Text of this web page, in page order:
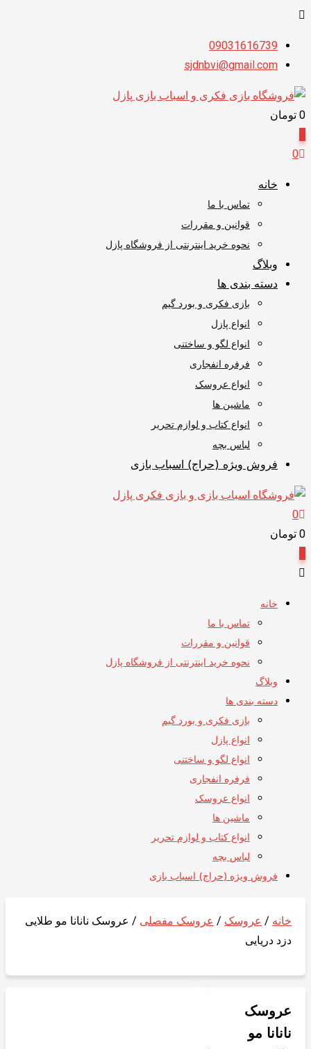
پرش
محتوا
09031616739
sjdnbvi@gmail.com
0 تومان
0
خانه
تماس با ما
قوانین و مقررات
نحوه خرید اینترنتی از فروشگاه پازل
وبلاگ
دسته بندی ها
بازی فکری و بورد گیم
انواع پازل
انواع لگو و ساختنی
فرفره انفجاری
انواع عروسک
ماشین ها
انواع کتاب و لوازم تحریر
لباس بچه
فروش ویژه (حراج) اسباب بازی
0
0 تومان
خانه
تماس با ما
قوانین و مقررات
نحوه خرید اینترنتی از فروشگاه پازل
وبلاگ
دسته بندی ها
بازی فکری و بورد گیم
انواع پازل
انواع لگو و ساختنی
فرفره انفجاری
انواع عروسک
ماشین ها
انواع کتاب و لوازم تحریر
لباس بچه
فروش ویژه (حراج) اسباب بازی
خانه / عروسک / عروسک مفصلی / عروسک نانانا مو طلایی
دزد دریایی
عروسک
نانانا مو